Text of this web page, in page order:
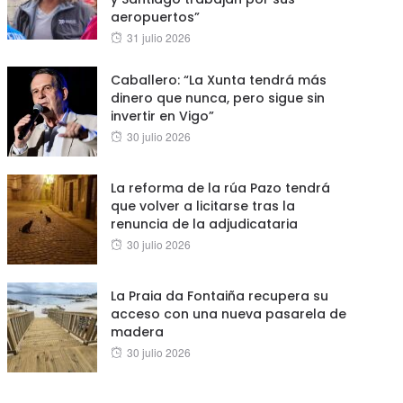
aeropuertos”
Posted
31 julio 2026
Caballero: “La Xunta tendrá más
dinero que nunca, pero sigue sin
invertir en Vigo”
Posted
30 julio 2026
La reforma de la rúa Pazo tendrá
que volver a licitarse tras la
renuncia de la adjudicataria
Posted
30 julio 2026
La Praia da Fontaiña recupera su
acceso con una nueva pasarela de
madera
Posted
30 julio 2026